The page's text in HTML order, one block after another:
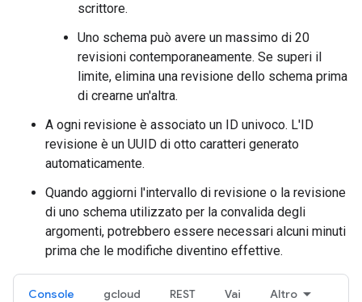
scrittore.
Uno schema può avere un massimo di 20
revisioni contemporaneamente. Se superi il
limite, elimina una revisione dello schema prima
di crearne un'altra.
A ogni revisione è associato un ID univoco. L'ID
revisione è un UUID di otto caratteri generato
automaticamente.
Quando aggiorni l'intervallo di revisione o la revisione
di uno schema utilizzato per la convalida degli
argomenti, potrebbero essere necessari alcuni minuti
prima che le modifiche diventino effettive.
Console gcloud REST Vai Altro